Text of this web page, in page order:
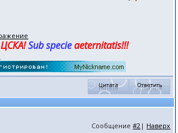
ЦСКА!Sub specieaeternitatis!!!
Сообщение#2 | Наверх